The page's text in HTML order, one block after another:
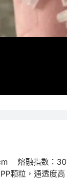
熔融指数：
颗粒，通透度